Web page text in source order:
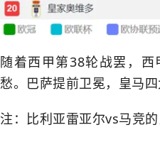
随着西甲第38轮战罢，
愁。巴萨提前卫冕，皇马
注：比利亚雷亚尔vs马竞